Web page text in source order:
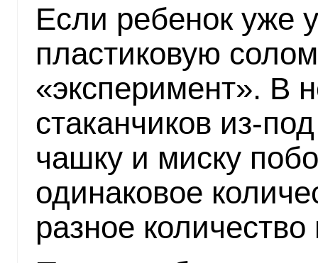
Если ребенок уже
пластиковую
«эксперимент». В
стаканчиков из-
чашку и миску
одинаковое
разное